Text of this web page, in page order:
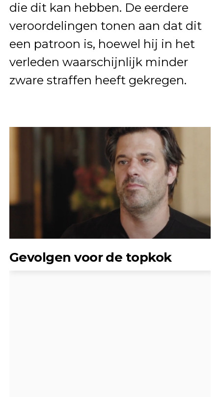
die dit kan hebben. De eerdere
veroordelingen tonen aan dat dit
een patroon is, hoewel hij in het
verleden waarschijnlijk minder
zware straffen heeft gekregen.
Gevolgen voor de topkok